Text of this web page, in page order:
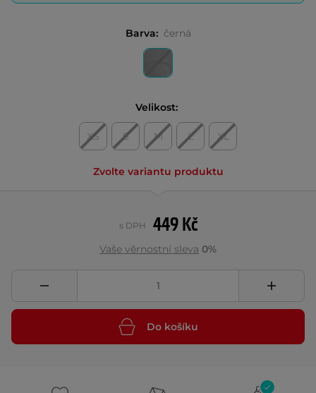
Barva: černá
Velikost:
XS S M L XL
Zvolte variantu produktu
449 Kč
s DPH
Vaše věrnostní sleva 0%
Do košíku